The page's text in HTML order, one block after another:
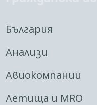
България
Анализи
Авиокомпании
Летища и MRO